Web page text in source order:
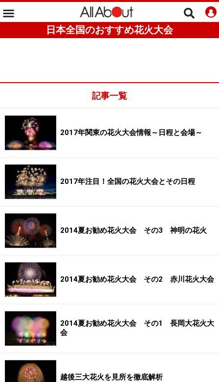
日本全国のおすすめ花火大会
記事一覧
2017年関東の花火大会情報～日程と会場～
2017年注目！全国の花火大会とその日程
2014夏お勧め花火大会 その3 神明の花火
2014夏お勧め花火大会 その2 赤川花火大会
2014夏お勧め花火大会 その1 長岡大花火大
会
越後三大花火を見所を徹底解析